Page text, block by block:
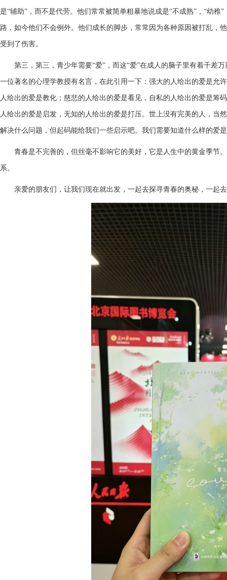
是“辅助”，而不是代劳。他们常常被简单粗暴地说成是“不成熟”，“幼稚
路，如今他们不会例外。他们成长的脚步，常常因为各种原因被打乱，
受到了伤害。
第三， 第三，青少年需要“爱”，而这“爱”在成人的脑子里有着千差
一位著名的心理学教授有名言，在此引用一下：强大的人给出的爱是允
人给出的爱是教化；慈悲的人给出的爱是看见，自私的人给出的爱是筹
人给出的爱是启发，无知的人给出的爱是打压。世上没有完美的人，当
解决什么问题，但起码能给我们一些启示吧。我们需要知道什么样的爱
青春是不完善的，但丝毫不影响它的美好，它是人生中的黄金季节
系。
亲爱的朋友们，让我们现在就出发，一起去探寻青春的奥秘，一起